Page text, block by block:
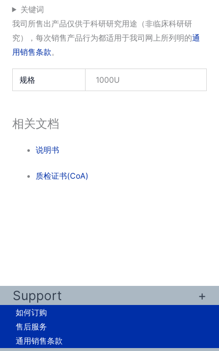
关键词
我司所售出产品仅供于科研研究用途（非临床科研研
究），每次销售产品行为都适用于我司网上所列明的通
用销售条款。
规格 1000U
相关文档
说明书
质检证书(CoA)
Support
如何订购
售后服务
通用销售条款